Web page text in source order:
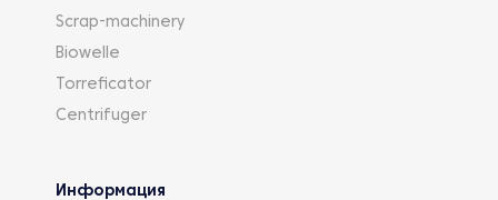
Scrap-machinery
Biowelle
Torreficator
Centrifuger
Информация